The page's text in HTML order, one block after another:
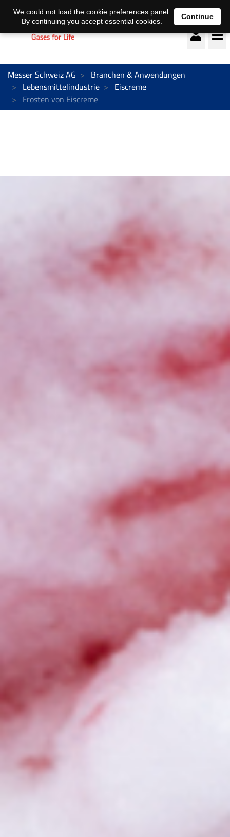
Deutsch français
Messer Schweiz AG
Branchen & Anwendungen
Lebensmittelindustrie
Eiscreme
Frosten von Eiscreme
We could not load the cookie preferences panel.
By continuing you accept essential cookies.
Continue